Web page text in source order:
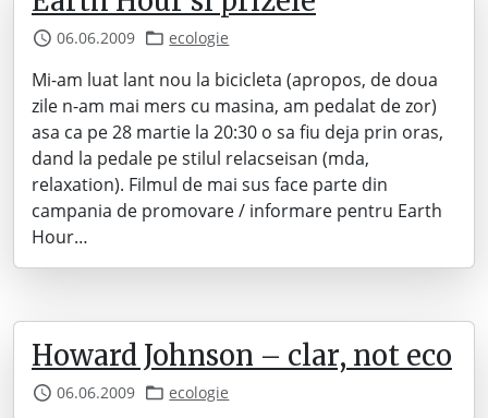
06.06.2009 ecologie
Mi-am luat lant nou la bicicleta (apropos, de doua
zile n-am mai mers cu masina, am pedalat de zor)
asa ca pe 28 martie la 20:30 o sa fiu deja prin oras,
dand la pedale pe stilul relacseisan (mda,
relaxation). Filmul de mai sus face parte din
campania de promovare / informare pentru Earth
Hour…
Howard Johnson – clar, not eco
06.06.2009 ecologie